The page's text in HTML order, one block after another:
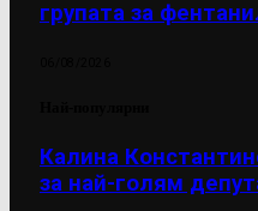
групата за
Калина
за най-голям